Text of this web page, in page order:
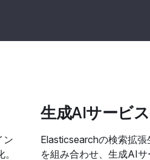
ン
生成AIサービ
Elasticsearchの検索拡
を組み合わせ、生成AI